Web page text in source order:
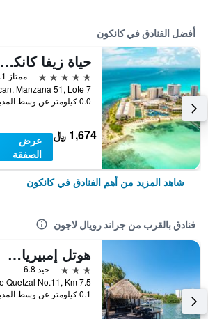
أفضل الفنادق في كانكون
حياة زيفا كانكون - بسعر شامل جميع الخدمات
5 نجوم
ممتاز 9.1
0.0 كيلومتر عن وسط المدينة
1,674 ﷼
عرض
الصفقة
شاهد المزيد من أهم الفنادق في كانكون
فنادق بالقرب من جراند رويال لاجون
هوتل إمبيريال لاجونا فاراندا
3 نجوم
جيد 6.8
0.1 كيلومتر عن وسط المدينة